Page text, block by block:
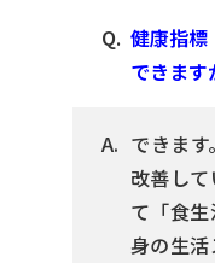
健康指標
できます
できま
改善し
て「食
身の生